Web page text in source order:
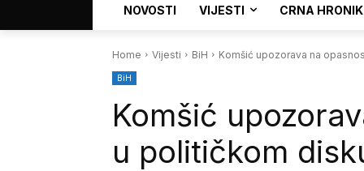
NOVOSTI VIJESTI CRNA
Home Vijesti BiH Komšić upozorava na
BiH
Komšić
u političkom